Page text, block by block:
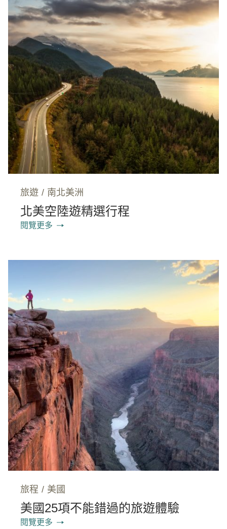
旅遊 / 南北美洲
北美空陸遊精選行程
閱覽更多
旅程 / 美國
美國25項不能錯過的旅遊體驗
閱覽更多